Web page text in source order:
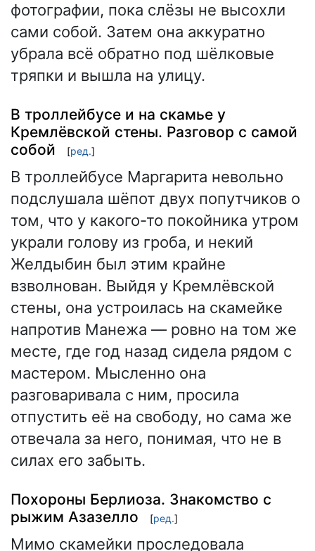
фотографии, пока слёзы не высохли
сами собой. Затем она аккуратно
убрала всё обратно под шёлковые
тряпки и вышла на улицу.
В троллейбусе и на скамье у
Кремлёвской стены. Разговор с самой
собой
[ред.]
В троллейбусе Маргарита невольно
подслушала шёпот двух попутчиков о
том, что у какого-то покойника утром
украли голову из гроба, и некий
Желдыбин был этим крайне
взволнован. Выйдя у Кремлёвской
стены, она устроилась на скамейке
напротив Манежа — ровно на том же
месте, где год назад сидела рядом с
мастером. Мысленно она
разговаривала с ним, просила
отпустить её на свободу, но сама же
отвечала за него, понимая, что не в
силах его забыть.
Похороны Берлиоза. Знакомство с
рыжим Азазелло
[ред.]
Мимо скамейки проследовала